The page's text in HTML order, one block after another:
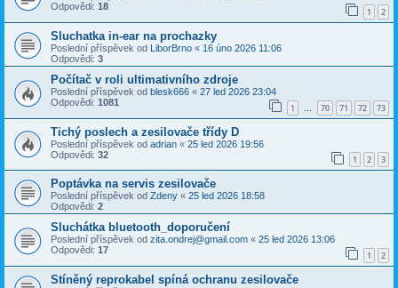
Odpovědi: 18 1 2
Sluchatka in-ear na prochazky
Poslední příspěvek od LiborBrno « 16 úno 2026 11:06
Odpovědi: 3
Počítač v roli ultimativního zdroje
Poslední příspěvek od blesk666 « 27 led 2026 23:04
Odpovědi: 1081 1 … 70 71 72 73
Tichý poslech a zesilovače třídy D
Poslední příspěvek od adrian « 25 led 2026 19:56
Odpovědi: 32 1 2 3
Poptávka na servis zesilovače
Poslední příspěvek od Zdeny « 25 led 2026 18:58
Odpovědi: 2
Sluchátka bluetooth_doporučení
Poslední příspěvek od zita.ondrej@gmail.com « 25 led 2026 13:06
Odpovědi: 17 1 2
Stíněný reprokabel spíná ochranu zesilovače